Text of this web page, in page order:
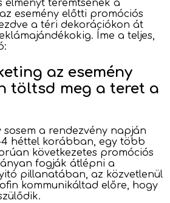
élményt teremtsenek a
esemény előtti promóciós
a téri dekorációkon át
Íme a teljes,
az esemény
töltsd meg a teret a
sosem a rendezvény napján
4 héttel korábban, egy több
következetes promóciós
fogják átlépni a
pillanatában, az közvetlenül
kommunikáltad előre, hogy